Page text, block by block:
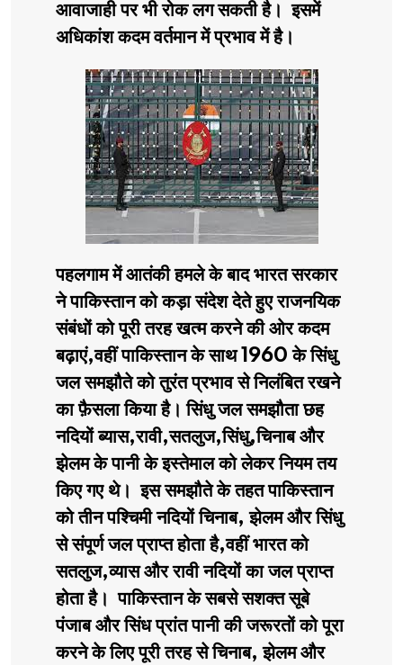
आवाजाही पर भी रोक लग सकती है। इसमें
अधिकांश कदम वर्तमान में प्रभाव में है।
पहलगाम में आतंकी हमले के बाद भारत सरकार
ने पाकिस्तान को कड़ा संदेश देते हुए राजनयिक
संबंधों को पूरी तरह खत्म करने की ओर कदम
बढ़ाएं,वहीं पाकिस्तान के साथ 1960 के सिंधु
जल समझौते को तुरंत प्रभाव से निलंबित रखने
का फ़ैसला किया है। सिंधु जल समझौता छह
नदियों ब्यास,रावी,सतलुज,सिंधु,चिनाब और
झेलम के पानी के इस्तेमाल को लेकर नियम तय
किए गए थे। इस समझौते के तहत पाकिस्तान
को तीन पश्चिमी नदियों चिनाब, झेलम और सिंधु
से संपूर्ण जल प्राप्त होता है,वहीं भारत को
सतलुज,व्यास और रावी नदियों का जल प्राप्त
होता है। पाकिस्तान के सबसे सशक्त सूबे
पंजाब और सिंध प्रांत पानी की जरूरतों को पूरा
करने के लिए पूरी तरह से चिनाब, झेलम और